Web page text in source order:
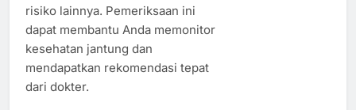
risiko lainnya. Pemeriksaan ini
dapat membantu Anda memonitor
kesehatan jantung dan
mendapatkan rekomendasi tepat
dari dokter.